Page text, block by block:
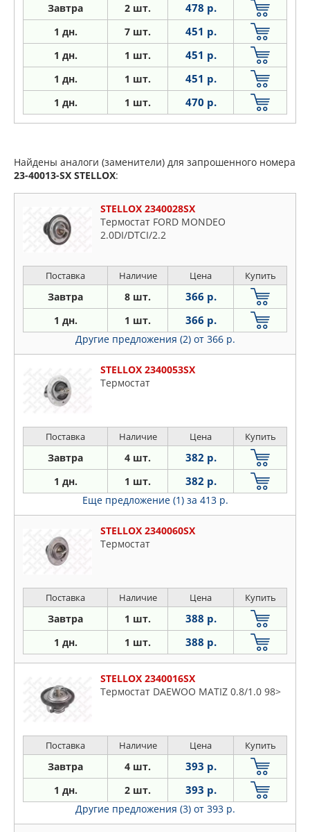
Завтра 2 шт. 478 р.
1 дн. 7 шт. 451 р.
1 дн. 1 шт. 451 р.
1 дн. 1 шт. 451 р.
1 дн. 1 шт. 470 р.
Найдены аналоги (заменители) для запрошенного номера
23-40013-SX STELLOX:
STELLOX 2340028SX
Термостат FORD MONDEO
2.0DI/DTCI/2.2
Поставка Наличие Цена Купить
Завтра 8 шт. 366 р.
1 дн. 1 шт. 366 р.
Другие предложения (2) от 366 р.
STELLOX 2340053SX
Термостат
Поставка Наличие Цена Купить
Завтра 4 шт. 382 р.
1 дн. 1 шт. 382 р.
Еще предложение (1) за 413 р.
STELLOX 2340060SX
Термостат
Поставка Наличие Цена Купить
Завтра 1 шт. 388 р.
1 дн. 1 шт. 388 р.
STELLOX 2340016SX
Термостат DAEWOO MATIZ 0.8/1.0 98>
Поставка Наличие Цена Купить
Завтра 4 шт. 393 р.
1 дн. 2 шт. 393 р.
Другие предложения (3) от 393 р.